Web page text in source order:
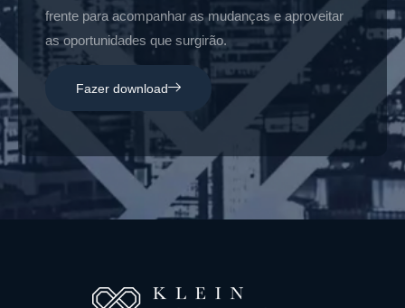
frente para acompanhar as mudanças e aproveitar
as oportunidades que surgirão.
Fazer download